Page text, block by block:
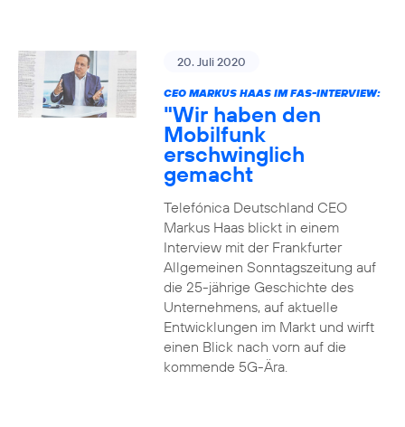
20. Juli 2020
CEO MARKUS HAAS IM FAS-INTERVIEW:
"Wir haben den
Mobilfunk
erschwinglich
gemacht
Telefónica Deutschland CEO
Markus Haas blickt in einem
Interview mit der Frankfurter
Allgemeinen Sonntagszeitung auf
die 25-jährige Geschichte des
Unternehmens, auf aktuelle
Entwicklungen im Markt und wirft
einen Blick nach vorn auf die
kommende 5G-Ära.